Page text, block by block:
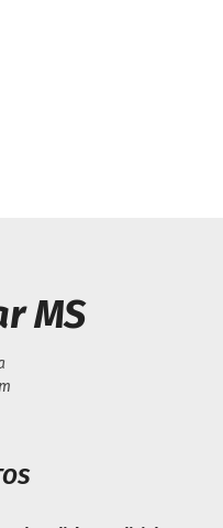
MS